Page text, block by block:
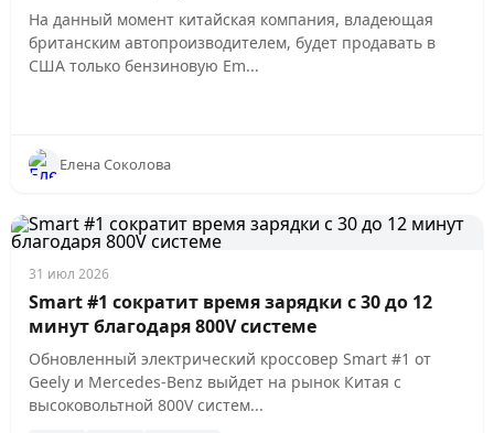
На данный момент китайская компания, владеющая
британским автопроизводителем, будет продавать в
США только бензиновую Em...
Елена Соколова
31 июл 2026
Smart #1 сократит время зарядки с 30 до 12
минут благодаря 800V системе
Обновленный электрический кроссовер Smart #1 от
Geely и Mercedes-Benz выйдет на рынок Китая с
высоковольтной 800V систем...